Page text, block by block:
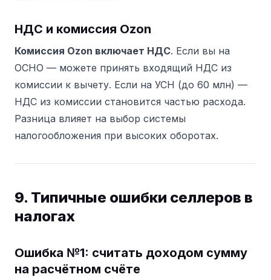
НДС и комиссия Ozon
Комиссия Ozon включает НДС. Если вы на
ОСНО — можете принять входящий НДС из
комиссии к вычету. Если на УСН (до 60 млн) —
НДС из комиссии становится частью расхода.
Разница влияет на выбор системы
налогообложения при высоких оборотах.
9. Типичные ошибки селлеров в
налогах
Ошибка №1: считать доходом сумму
на расчётном счёте